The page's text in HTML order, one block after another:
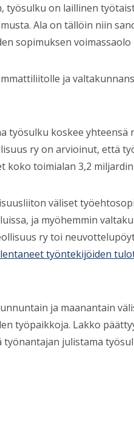
työsulku on laillinen
Ala on tällöin niin
sopimuksen
ja
työsulku koskee yhteensä
ry on arvioinut, että
koko toimialan 3,2
väliset
ja myöhemmin
ry toi
työntekijöiden
ja maanantain
työpaikkoja. Lakko
julistama